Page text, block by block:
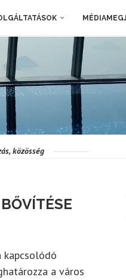
közösség
a város